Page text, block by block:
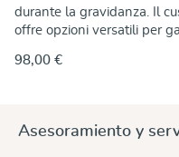
durante la gravidanza. Il
offre opzioni versatili per
sostiene quando dormite
utilizzare il cuscino per
98,00 €
Asesoramiento y